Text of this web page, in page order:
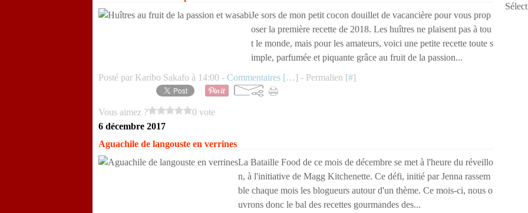
Je sors de mon petit cocon douillet de vacancière pour vous prop
oser la première recette de 2018. Les huîtres ne plaisent pas à tou
t le monde, mais pour les amateurs, voici une petite recette toute s
imple, parfumée et piquante grâce au fruit de la passion...
Posté par Karibo Sakafo à 14:00 - Commentaires […] - Permalien [#]
Vous aimez ?
0 vote
6 décembre 2017
Aguachile de langouste en verrines
La Bataille Food de ce mois de décembre se met à l'heure du réveillo
n, à l'initiative de Magg Kitchenette. Ce défi, initié par Jenna rassem
ble chaque mois les blogueurs autour d'un thème. Ce mois-ci, nous o
uvrons donc le bal des recettes gourmandes des...